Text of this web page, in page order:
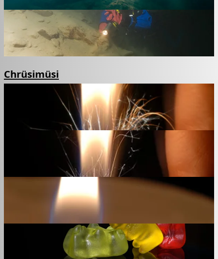
Chrüsimüsi